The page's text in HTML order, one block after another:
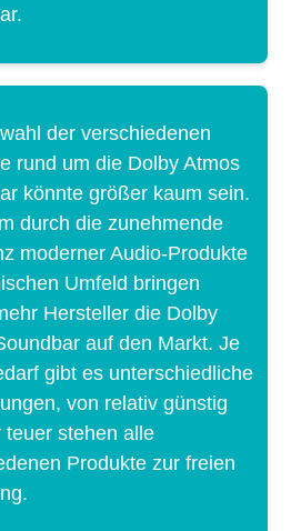
der verschiedenen
rund um die Dolby Atmos
könnte größer kaum sein.
durch die zunehmende
moderner Audio-Produkte
Umfeld bringen
Hersteller die Dolby
auf den Markt. Je
gibt es unterschiedliche
von relativ günstig
teuer stehen alle
Produkte zur freien